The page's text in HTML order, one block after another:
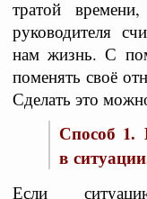
тратой
руководителя
нам жизнь. С
поменять своё
Сделать это
Способ 1.
в
Если